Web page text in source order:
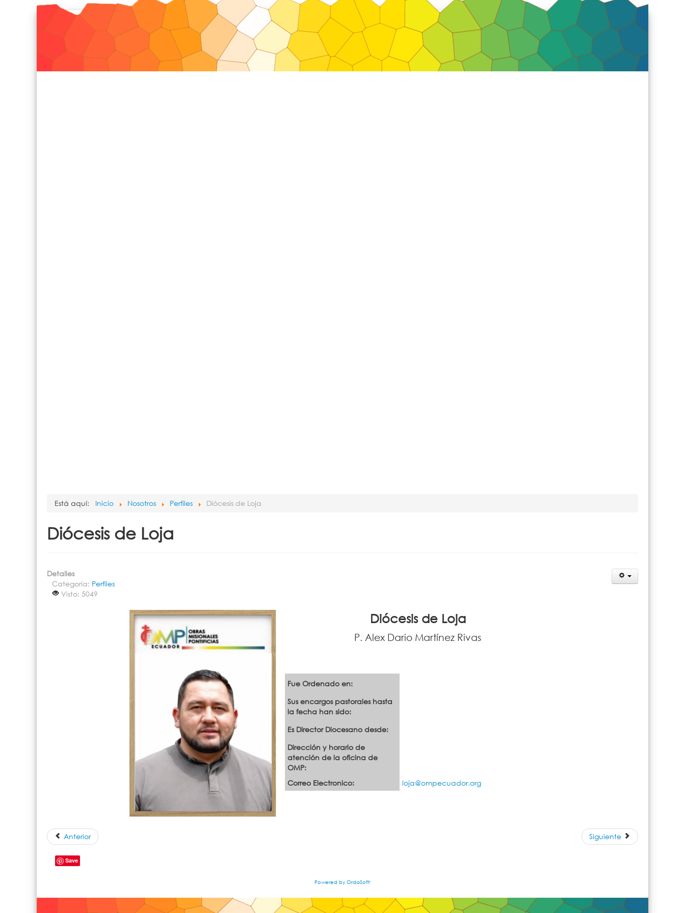
Está aquí: Inicio Nosotros Perfiles Diócesis de Loja
Diócesis de Loja
Detalles
Categoría: Perfiles
Visto: 5049
Diócesis de Loja
P. Alex Dario Martínez Rivas
Fue Ordenado en:
Sus encargos pastorales hasta
la fecha han sido:
Es Director Diocesano desde:
Dirección y horario de
atención de la oficina de
OMP:
Correo Electronico:
loja@ompecuador.org
Anterior Siguiente
Save
Powered by OrdaSoft!